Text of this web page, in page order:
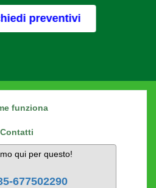
preventivi
funziona
Contatti
qui per questo!
677502290